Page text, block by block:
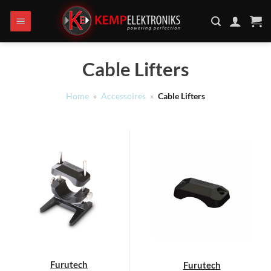
naar
inhoud
Cable Lifters
Home » Accessoires » Cable Lifters
Furutech
Furutech